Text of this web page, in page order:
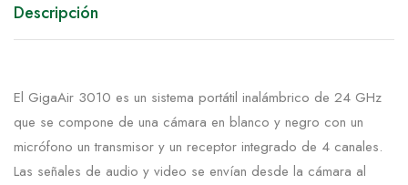
Descripción
El GigaAir 3010 es un sistema portátil inalámbrico de 24 GHz
que se compone de una cámara en blanco y negro con un
micrófono un transmisor y un receptor integrado de 4 canales.
Las señales de audio y video se envían desde la cámara al